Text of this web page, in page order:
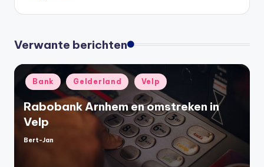
Verwante berichten
Geplaatst
in
Bank Gelderland Velp
Rabobank Arnhem en omstreken in
Velp
Geplaatst
Bert-Jan